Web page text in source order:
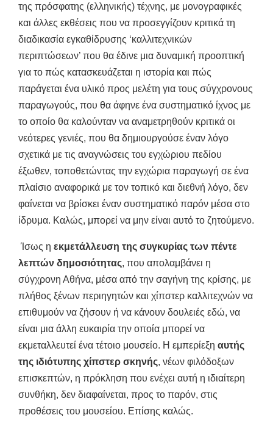
της πρόσφατης (ελληνικής) τέχνης, με μονογραφικές
και άλλες εκθέσεις που να προσεγγίζουν κριτικά τη
διαδικασία εγκαθίδρυσης ‘καλλιτεχνικών
περιπτώσεων’ που θα έδινε μια δυναμική προοπτική
για το πώς κατασκευάζεται η ιστορία και πώς
παράγεται ένα υλικό προς μελέτη για τους σύγχρονους
παραγωγούς, που θα άφηνε ένα συστηματικό ίχνος με
το οποίο θα καλούνταν να αναμετρηθούν κριτικά οι
νεότερες γενιές, που θα δημιουργούσε έναν λόγο
σχετικά με τις αναγνώσεις του εγχώριου πεδίου
έξωθεν, τοποθετώντας την εγχώρια παραγωγή σε ένα
πλαίσιο αναφορικά με τον τοπικό και διεθνή λόγο, δεν
φαίνεται να βρίσκει έναν συστηματικό παρόν μέσα στο
ίδρυμα. Καλώς, μπορεί να μην είναι αυτό το ζητούμενο.
Ίσως η εκμετάλλευση της συγκυρίας των πέντε
λεπτών δημοσιότητας, που απολαμβάνει η
σύγχρονη Αθήνα, μέσα από την σαγήνη της κρίσης, με
πλήθος ξένων περιηγητών και χίπστερ καλλιτεχνών να
επιθυμούν να ζήσουν ή να κάνουν δουλειές εδώ, να
είναι μια άλλη ευκαιρία την οποία μπορεί να
εκμεταλλευτεί ένα τέτοιο μουσείο. Η εμπερίεξη αυτής
της ιδιότυπης χίπστερ σκηνής, νέων φιλόδοξων
επισκεπτών, η πρόκληση που ενέχει αυτή η ιδιαίτερη
συνθήκη, δεν διαφαίνεται, προς το παρόν, στις
προθέσεις του μουσείου. Επίσης καλώς.